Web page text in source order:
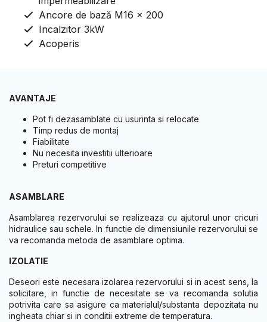
Ancore de bază M16 x 200
Incalzitor 3kW
Acoperis
AVANTAJE
Pot fi dezasamblate cu usurinta si relocate
Timp redus de montaj
Fiabilitate
Nu necesita investitii ulterioare
Preturi competitive
ASAMBLARE
Asamblarea rezervorului se realizeaza cu ajutorul unor cricuri
hidraulice sau schele. In functie de dimensiunile rezervorului se
va recomanda metoda de asamblare optima.
IZOLATIE
Deseori este necesara izolarea rezervorului si in acest sens, la
solicitare, in functie de necesitate se va recomanda solutia
potrivita care sa asigure ca materialul/substanta depozitata nu
ingheata chiar si in conditii extreme de temperatura.